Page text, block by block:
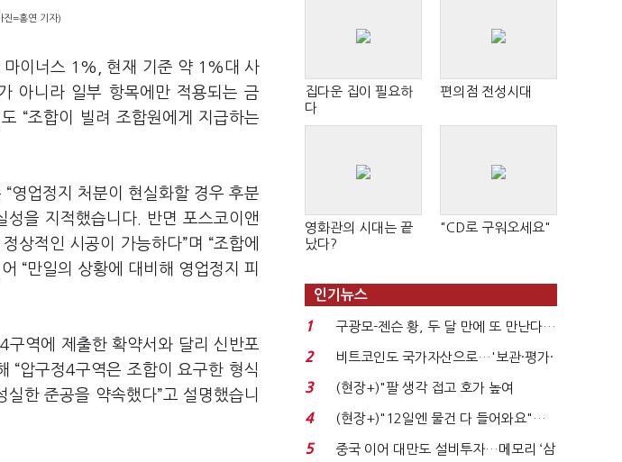
진=홍연 기자)
마이너스 1%, 현재 기준 약 1%대 사
아니라 일부 항목에만 적용되는 금
“조합이 빌려 조합원에게 지급하는
영업정지 처분이 현실화할 경우 후분
을 지적했습니다. 반면 포스코이앤
상적인 시공이 가능하다”며 “조합에
“만일의 상황에 대비해 영업정지 피
구역에 제출한 확약서와 달리 신반포
“압구정4구역은 조합이 요구한 형식
한 준공을 약속했다”고 설명했습니
집다운 집이 필요하
다
편의점 전성시대
영화관의 시대는 끝
났다?
"CD로 구워오세요"
인기뉴스
1
구광모-젠슨 황, 두 달 만에 또 만난다…
로봇·AI 등 논...
2
비트코인도 국가자산으로…'보관·평가·
처분' 기준은 ...
3
(현장+)"팔 생각 접고 호가 높여
요"…'덜 똘똘한 한 채' 20...
4
(현장+)"12일엔 물건 다 들어와요"…
빈 매대 채우며 문 연 ...
5
중국 이어 대만도 설비투자…메모리 ‘삼